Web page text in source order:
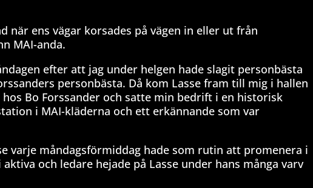
ens vägar korsades på vägen in eller ut från
MAI-anda.
efter att jag under helgen hade slagit personbästa
personbästa. Då kom Lasse fram till mig i hallen
Bo Forssander och satte min bedrift i en historisk
i MAI-kläderna och ett erkännande som var
varje måndagsförmiddag hade som rutin att promenera i
och ledare hejade på Lasse under hans många varv